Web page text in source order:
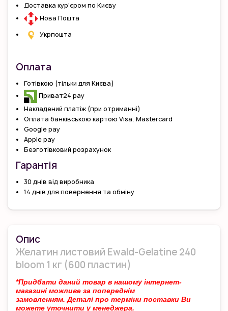
Доставка кур’єром по Києву
Нова Пошта
Укрпошта
Оплата
Готівкою (тільки для Києва)
Приват24 pay
Накладений платіж (при отриманні)
Оплата банківською картою Visa, Mastercard
Google pay
Apple pay
Безготівковий розрахунок
Гарантiя
30 днів від виробника
14 днів для повернення та обміну
Опис
Желатин листовий Ewald-Gelatine 240
bloom 1 кг (600 пластин)
*Придбати даний товар в нашому інтернет-
магазині можливе за попереднім
замовленням.Деталі про терміни поставки Ви
можете уточнити у менеджера.